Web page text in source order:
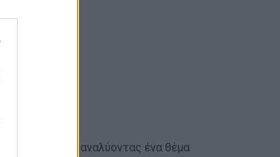
της Ελλάδας αναλύοντας ένα θέμα